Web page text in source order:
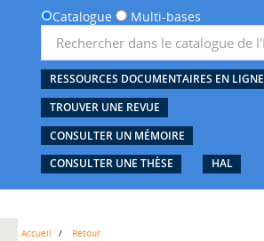
Catalogue Multi-bases
RESSOURCES DOCUMENTAIRES EN LIGNE
TROUVER UNE REVUE
CONSULTER UN MÉMOIRE
CONSULTER UNE THÈSE
HAL
Accueil Retour